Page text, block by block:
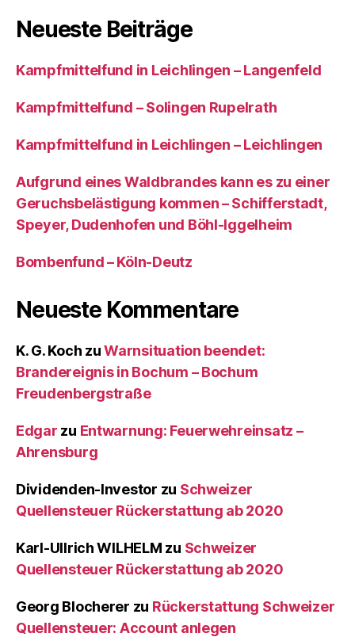
Neueste Beiträge
Kampfmittelfund in Leichlingen – Langenfeld
Kampfmittelfund – Solingen Rupelrath
Kampfmittelfund in Leichlingen – Leichlingen
Aufgrund eines Waldbrandes kann es zu einer
Geruchsbelästigung kommen – Schifferstadt,
Speyer, Dudenhofen und Böhl-Iggelheim
Bombenfund – Köln-Deutz
Neueste Kommentare
K. G. Koch zuWarnsituation beendet:
Brandereignis in Bochum – Bochum
Freudenbergstraße
Edgar zu Entwarnung: Feuerwehreinsatz –
Ahrensburg
Dividenden-Investor zu Schweizer
Quellensteuer Rückerstattung ab 2020
Karl-Ullrich WILHELM zu Schweizer
Quellensteuer Rückerstattung ab 2020
Georg Blocherer zu Rückerstattung Schweizer
Quellensteuer: Account anlegen